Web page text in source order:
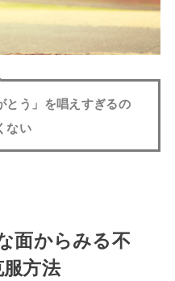
とう」を唱えすぎるの
ない
面からみる不
方法